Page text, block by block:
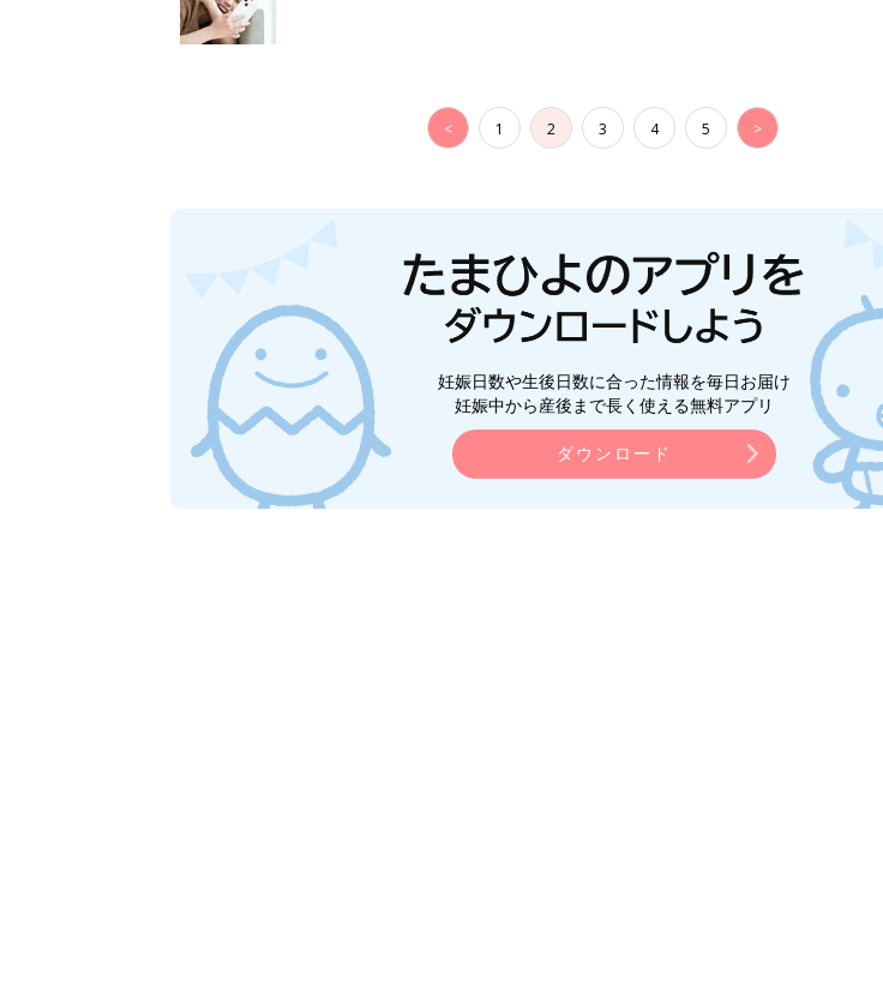
< 1 2 3 4 5 >
妊娠日数や生後日数に合った情報を毎日お届け
妊娠中から産後まで長く使える無料アプリ
ダウンロード